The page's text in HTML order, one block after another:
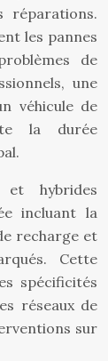
réparations.
les pannes
de
une
véhicule de
la durée
et hybrides
incluant la
recharge et
Cette
spécificités
réseaux de
sur